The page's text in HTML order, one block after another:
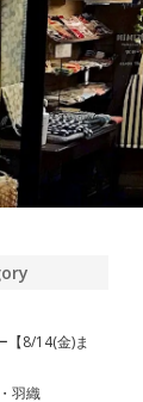
【8/14(金)ま
羽織